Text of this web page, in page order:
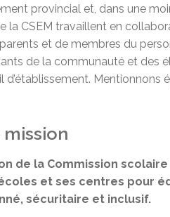
provincial et, dans une
la CSEM travaillent en
et de membres du
de la communauté et des
d’établissement. Mentionnons
de la Commission
et ses centres pour
sécuritaire et inclusif.